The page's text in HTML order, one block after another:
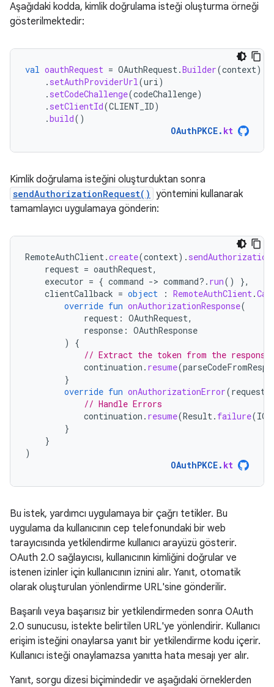
Aşağıdaki kodda, kimlik doğrulama isteği oluşturma örneği
gösterilmektedir:
val oauthRequest = OAuthRequest.Builder(context)
. setAuthProviderUrl(uri)
. setCodeChallenge(codeChallenge)
. setClientId(CLIENT_ID)
.build()
OAuthPKCE. kt
Kimlik doğrulama isteğini oluşturduktan sonra
sendAuthorizationRequest() yöntemini kullanarak
tamamlayıcı uygulamaya gönderin:
RemoteAuthClient.create(context).
request = oauthRequest,
executor = { command -> command?. run()
},
clientCallback = object : RemoteAuthClient.
override fun onAuthorizationResponse(
request : OAuthRequest,
response : OAuthResponse
)
{
// Extract the token from the
continuation . resume(
}
override fun onAuthorizationError(request
// Handle Errors
continuation . resume(Result. failure(
}
}
)
OAuthPKCE. kt
Bu istek, yardımcı uygulamaya bir çağrı tetikler. Bu
uygulama da kullanıcının cep telefonundaki bir web
tarayıcısında yetkilendirme kullanıcı arayüzü gösterir.
OAuth 2.0 sağlayıcısı, kullanıcının kimliğini doğrular ve
istenen izinler için kullanıcının iznini alır. Yanıt, otomatik
olarak oluşturulan yönlendirme URL'sine gönderilir.
Başarılı veya başarısız bir yetkilendirmeden sonra OAuth
2.0 sunucusu, istekte belirtilen URL'ye yönlendirir. Kullanıcı
erişim isteğini onaylarsa yanıt bir yetkilendirme kodu içerir.
Kullanıcı isteği onaylamazsa yanıtta hata mesajı yer alır.
Yanıt, sorgu dizesi biçimindedir ve aşağıdaki örneklerden